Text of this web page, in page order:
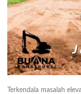
Terkendala masalah